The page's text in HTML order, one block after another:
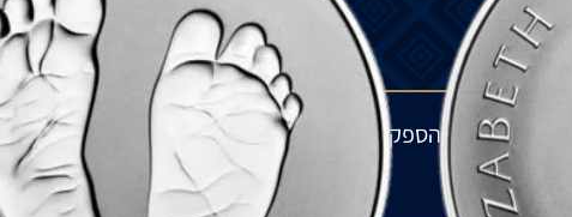
המלאי אצל הספק בחו"ל ולתנודות בשוק העולמי. הפער